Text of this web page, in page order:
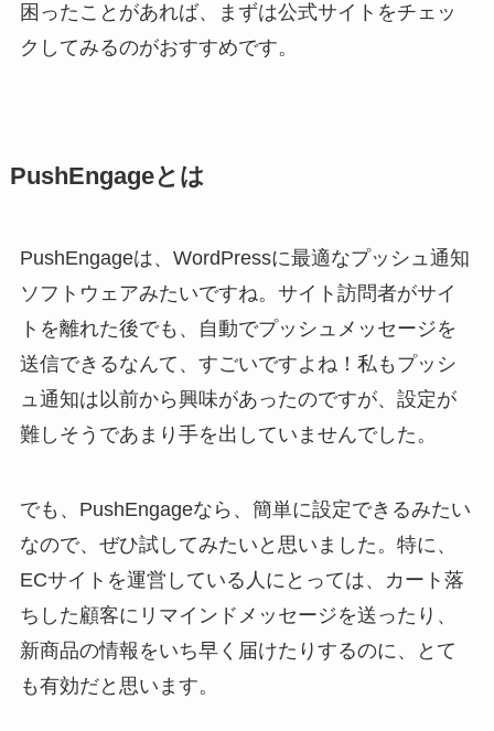
困ったことがあれば、まずは公式サイトをチェッ
クしてみるのがおすすめです。
PushEngageとは
PushEngageは、WordPressに最適なプッシュ通知
ソフトウェアみたいですね。サイト訪問者がサイ
トを離れた後でも、自動でプッシュメッセージを
送信できるなんて、すごいですよね！私もプッシ
ュ通知は以前から興味があったのですが、設定が
難しそうであまり手を出していませんでした。
でも、PushEngageなら、簡単に設定できるみたい
なので、ぜひ試してみたいと思いました。特に、
ECサイトを運営している人にとっては、カート落
ちした顧客にリマインドメッセージを送ったり、
新商品の情報をいち早く届けたりするのに、とて
も有効だと思います。